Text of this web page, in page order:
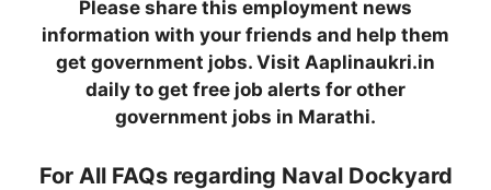
Please share this employment news
information with your friends and help them
get government jobs. Visit Aaplinaukri.in
daily to get free job alerts for other
government jobs in Marathi.
For All FAQs regarding Naval Dockyard